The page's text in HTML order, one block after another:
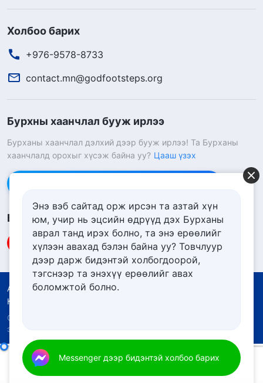
Холбоо барих
+976-9578-8733
contact.mn@godfootsteps.org
Бурхны хаанчлал бууж ирлээ
Бурханы хаанчлал дэлхий дээр бууж ирлээ! Та Бурханы
хаанчлалд орохыг хүсэж байна уу? Цааш үзэх
Биднийг дагах
Ашиглалтын нөхцөлүүд
Нууцлалын бодлого
Кредит
Copyright © 2026
эрх хуулиар хамгаалагдсан.
Энэ вэб сайтад орж ирсэн та азтай хүн
юм, учир нь эцсийн өдрүүд дэх Бурханы
аврал танд ирэх болно, та энэ ерѳѳлийг
хүлээн авахад бэлэн байна уу? Товчлуур
дээр дарж бидэнтэй холбогдоорой,
тэгснээр та энэхүү ерѳѳлийг авах
боломжтой болно.
Messenger дээр бидэнтэй холбоо барих
Өдөр тутмын Бурханы үг: Хүн төрөлхтний завхралыг илчлэх нь | Эшлэл 332